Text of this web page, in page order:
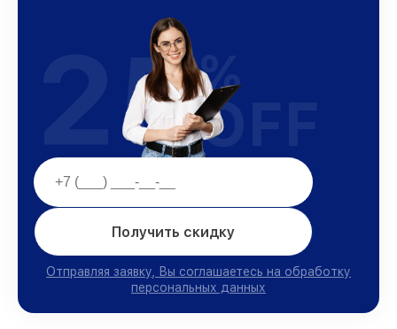
Получить скидку
Отправляя заявку, Вы соглашаетесь на обработку
персональных данных
25%
OFF